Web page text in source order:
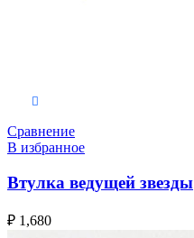
Сравнение
В избранное
Втулка ведущей звезды
₽ 1,680